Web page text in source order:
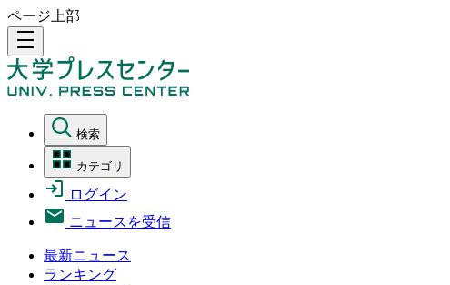
ページ上部
density_medium
検索
カテゴリ
ログイン
ニュースを受信
最新ニュース
ランキング